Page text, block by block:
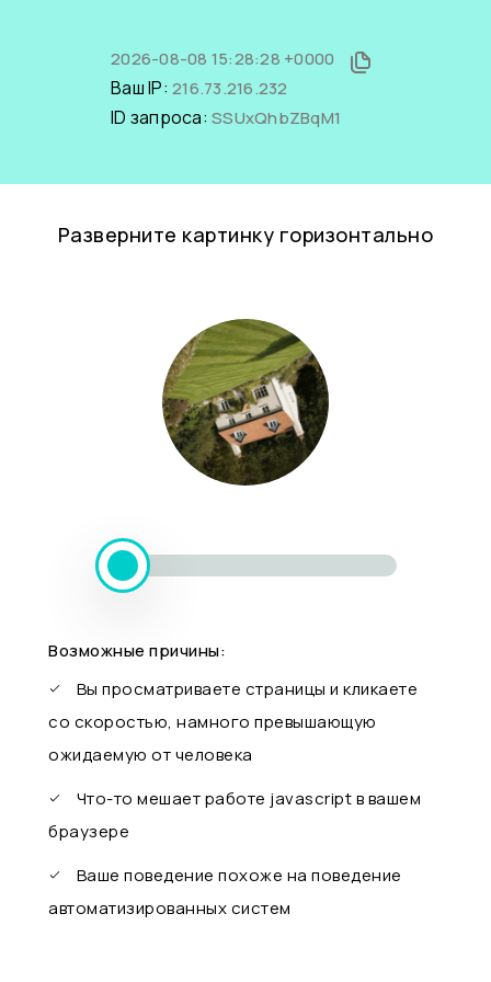
2026-08-08 15:28:28 +0000
Ваш IP: 216.73.216.232
ID запроса: SSUxQhbZBqM1
Разверните картинку горизонтально
Возможные причины:
Вы просматриваете страницы и кликаете
со скоростью, намного превышающую
ожидаемую от человека
Что-то мешает работе javascript в вашем
браузере
Ваше поведение похоже на поведение
автоматизированных систем